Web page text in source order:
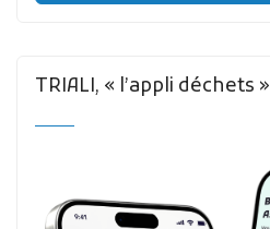
TRIALI, « l’appli déchets »